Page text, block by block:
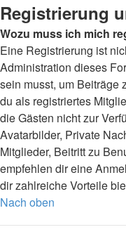
Registrierung
Wozu muss ich mich
Eine Registrierung ist
Administration dieses
sein musst, um Beiträge
du als registriertes
die Gästen nicht zur
Avatarbilder, Private
Mitglieder, Beitritt zu
empfehlen dir eine
dir zahlreiche Vorteile
Nach oben